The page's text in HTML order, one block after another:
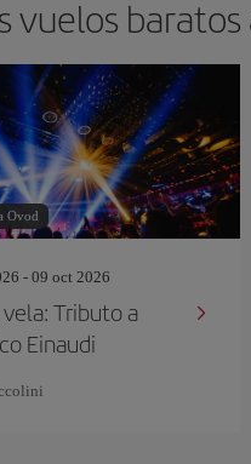
vuelos baratos
Ovod
- 09 oct 2026
Tributo a
Einaudi